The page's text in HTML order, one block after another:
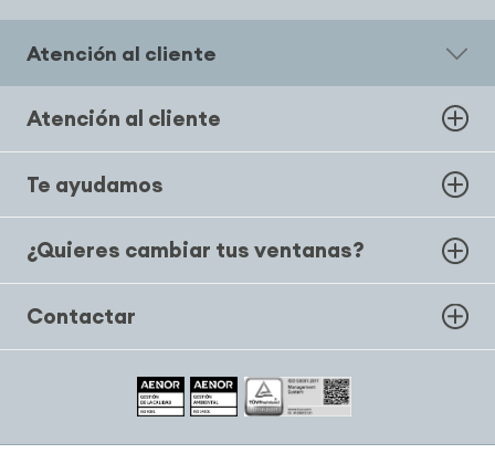
Atención al cliente
Atención al cliente
Te ayudamos
¿Quieres cambiar tus ventanas?
Contactar